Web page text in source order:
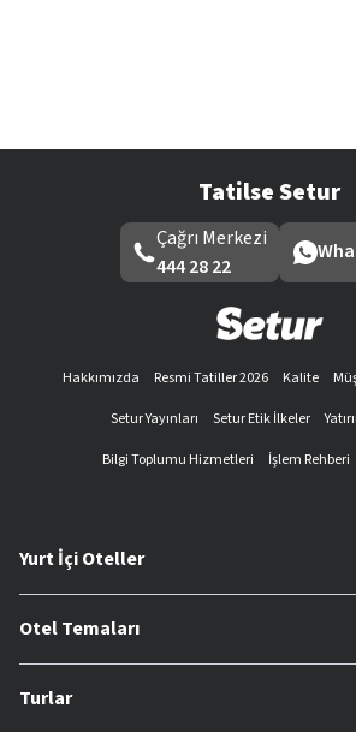
Tatilse Setur
Çağrı Merkezi
444 28 22
Hakkımızda Resmi Tatiller 2026 Kalite
Setur Yayınları
Setur Etik İlkeler
Bilgi Toplumu Hizmetleri
İşlem Rehberi
Yurt İçi Oteller
Otel Temaları
Turlar